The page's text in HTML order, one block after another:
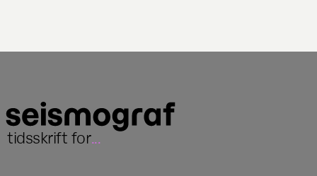
tidsskrift for...